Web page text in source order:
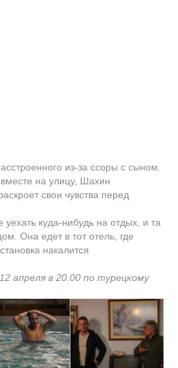
из-за ссоры с сыном.
вместе на улицу, Шахин
свои чувства перед
уехать куда-нибудь на отдых, и та
Она едет в тот отель, где
накалится
апреля в 20.00 по турецкому